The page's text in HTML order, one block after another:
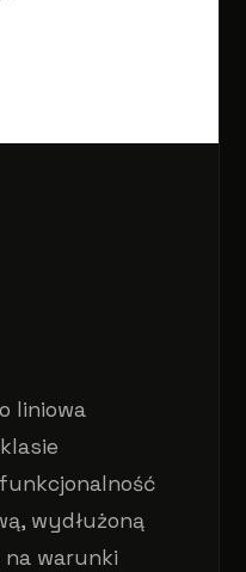
liniowa
wydłużoną
warunki